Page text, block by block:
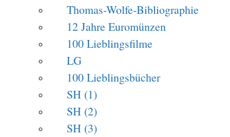
Thomas-Wolfe-Bibliographie
12 Jahre Euromünzen
100 Lieblingsfilme
LG
100 Lieblingsbücher
SH (1)
SH (2)
SH (3)